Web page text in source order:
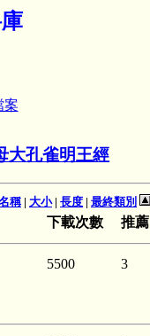
案
大孔雀明王經
稱| 大小| 長度 | 最終類別
下載次數 推薦
5500 3